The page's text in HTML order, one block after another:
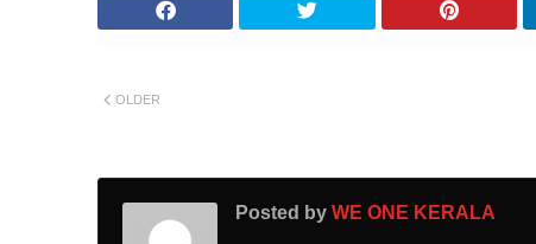
OLDER
Posted by WE ONE KERALA